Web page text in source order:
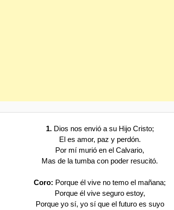
1.Dios nos envió a su Hijo Cristo;
El es amor, paz y perdón.
Por mí murió en el Calvario,
Mas de la tumba con poder resucitó.
Coro: Porque él vive no temo el mañana;
Porque él vive seguro estoy,
Porque yo sí, yo sí que el futuro es suyo